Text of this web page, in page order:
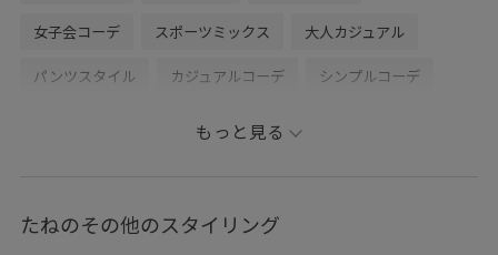
女子会コーデ スポーツミックス 大人カジュアル
パンツスタイル カジュアルコーデ シンプルコーデ
ナチュラル
バッグ ショルダーバッグ
もっと見る
たねのその他のスタイリング